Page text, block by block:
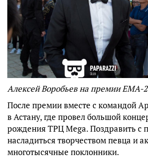
Алексей Воробьев на премии EMA-
После премии вместе с командой
в Астану, где провел большой
рождения ТРЦ Mega. Поздравить с
насладиться творчеством певца и
многотысячные поклонники.